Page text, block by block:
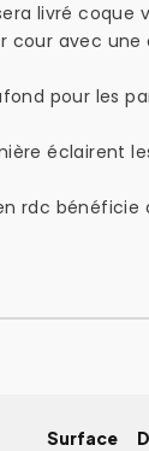
livré coque
avec une
pour les
éclairent
rdc bénéficie
Surface